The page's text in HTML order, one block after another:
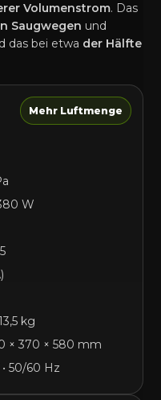
Volumenstrom. Das
Saugwegen und
das bei etwa der Hälfte
Mehr Luftmenge
W
kg
× 370 × 580 mm
• 50/60 Hz